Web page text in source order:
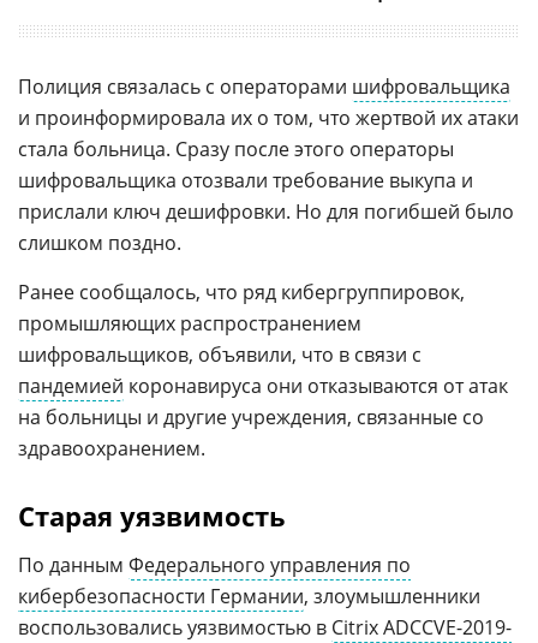
Полиция связалась с операторами шифровальщика
и проинформировала их о том, что жертвой их атаки
стала больница. Сразу после этого операторы
шифровальщика отозвали требование выкупа и
прислали ключ дешифровки. Но для погибшей было
слишком поздно.
Ранее сообщалось, что ряд кибергруппировок,
промышляющих распространением
шифровальщиков, объявили, что в связи с
пандемией коронавируса они отказываются от атак
на больницы и другие учреждения, связанные со
здравоохранением.
Старая уязвимость
По данным Федерального управления по
кибербезопасности Германии, злоумышленники
воспользовались уязвимостью в Citrix ADCCVE-2019-